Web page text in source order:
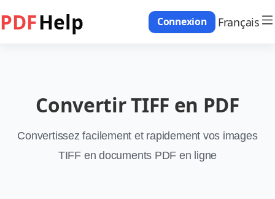
PDFHelp Connexion Français
Convertir TIFF en PDF
Convertissez facilement et rapidement vos images
TIFF en documents PDF en ligne